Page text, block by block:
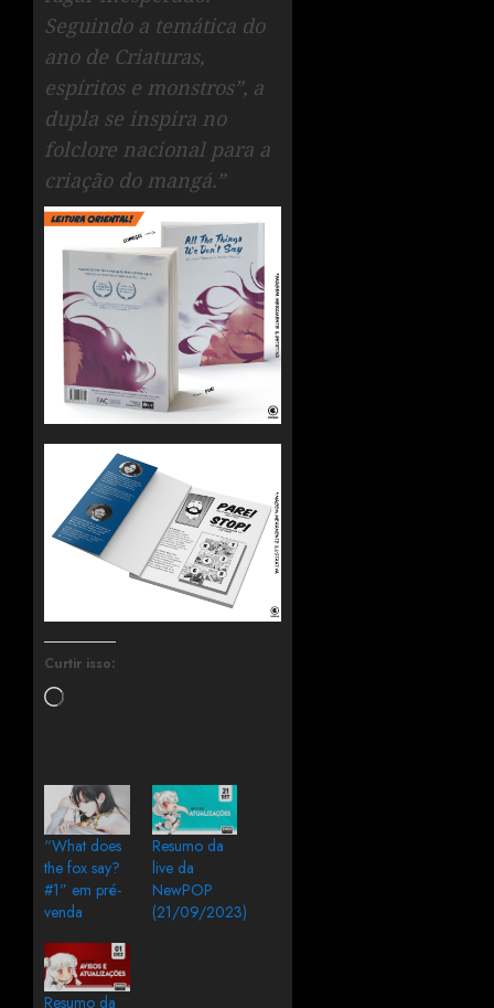
Seguindo a temática do
ano de Criaturas,
espíritos e monstros”, a
dupla se inspira no
folclore nacional para a
criação do mangá.”
Curtir isso:
“What does
the fox say?
#1” em pré-
venda
Resumo da
live da
NewPOP
(21/09/2023)
Resumo da